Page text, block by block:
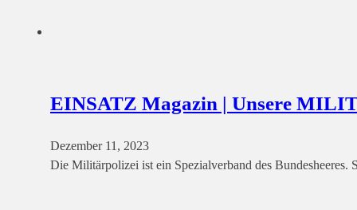
EINSATZ Magazin | Unsere
Dezember 11, 2023
Die Militärpolizei ist ein Spezialverband des